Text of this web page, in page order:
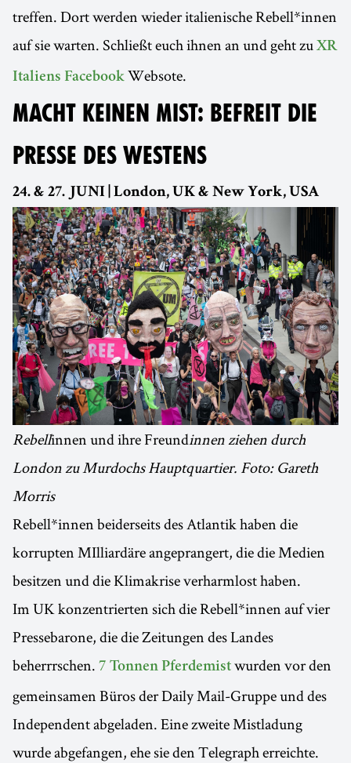
treffen. Dort werden wieder italienische Rebell*innen
auf sie warten. Schließt euch ihnen an und geht zu XR
Italiens Facebook Websote.
MACHT KEINEN MIST: BEFREIT DIE
PRESSE DES WESTENS
24. & 27. JUNI | London, UK & New York, USA
Rebellinnen und ihre Freundinnen ziehen durch
London zu Murdochs Hauptquartier. Foto: Gareth
Morris
Rebell*innen beiderseits des Atlantik haben die
korrupten MIlliardäre angeprangert, die die Medien
besitzen und die Klimakrise verharmlost haben.
Im UK konzentrierten sich die Rebell*innen auf vier
Pressebarone, die die Zeitungen des Landes
beherrrschen. 7 Tonnen Pferdemist wurden vor den
gemeinsamen Büros der Daily Mail-Gruppe und des
Independent abgeladen. Eine zweite Mistladung
wurde abgefangen, ehe sie den Telegraph erreichte.